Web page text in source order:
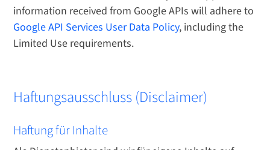
information received from Google APIs will adhere to
Google API Services User Data Policy, including the
Limited Use requirements.
Haftungsausschluss (Disclaimer)
Haftung für Inhalte